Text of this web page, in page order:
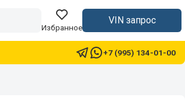
Избранное
VIN запрос
+7 (995) 134-01-00